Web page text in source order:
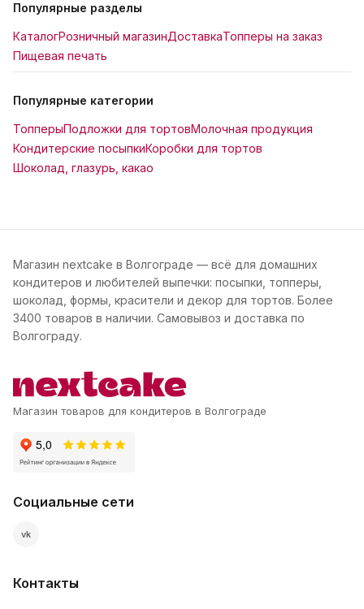
Популярные разделы
КаталогРозничный магазинДоставкаТопперы на заказ
Пищевая печать
Популярные категории
ТопперыПодложки для тортовМолочная продукция
Кондитерские посыпкиКоробки для тортов
Шоколад, глазурь, какао
Магазин nextcake в Волгограде — всё для домашних
кондитеров и любителей выпечки: посыпки, топперы,
шоколад, формы, красители и декор для тортов. Более
3400 товаров в наличии. Самовывоз и доставка по
Волгограду.
Магазин товаров для кондитеров в Волгограде
Социальные сети
vk
Контакты